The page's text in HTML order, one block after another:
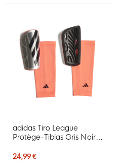
adidas Tiro League
Protège-Tibias Gris Noir
24,99 €